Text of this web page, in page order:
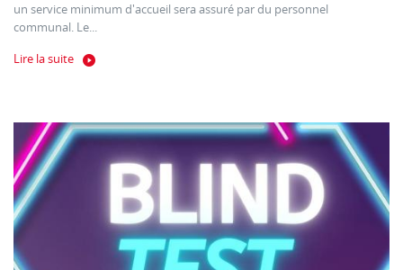
un service minimum d'accueil sera assuré par du personnel
communal. Le...
Lire la suite